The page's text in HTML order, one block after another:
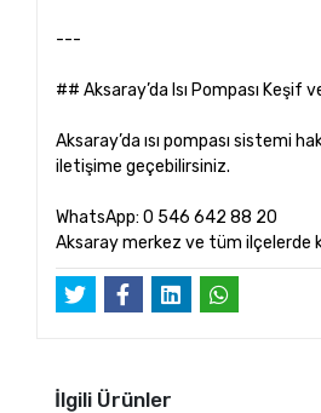
---
## Aksaray’da Isı Pompası Keşif
Aksaray’da ısı pompası sistemi
iletişime geçebilirsiniz.
WhatsApp: 0 546 642 88 20
Aksaray merkez ve tüm ilçelerde
İlgili Ürünler